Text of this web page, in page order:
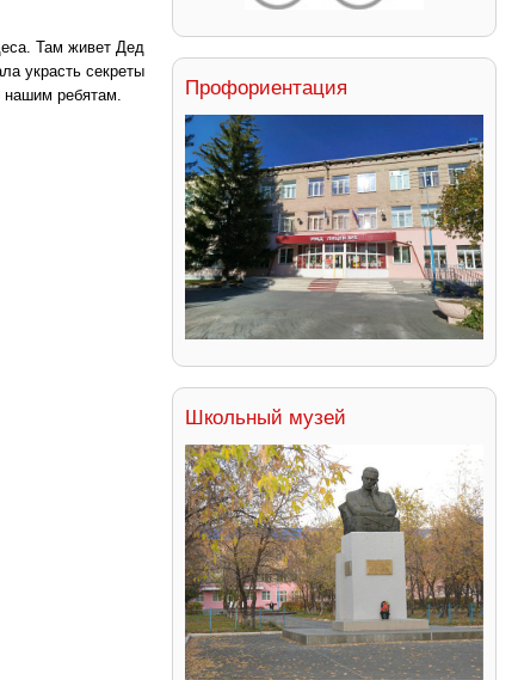
Там живет Дед
украсть секреты
нашим ребятам.
Профориентация
Школьный музей